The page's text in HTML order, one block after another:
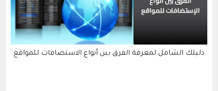
دليلك الشامل لمعرفة الفرق بين أنواع الاستضافات للمواقع